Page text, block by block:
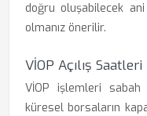
doğru oluşabilecek
olmanız önerilir.
VİOP Açılış Saatleri
VİOP işlemleri
küresel borsaların